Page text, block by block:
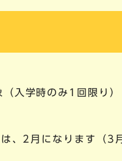
入学時のみ1回限り）
、2月になります（3